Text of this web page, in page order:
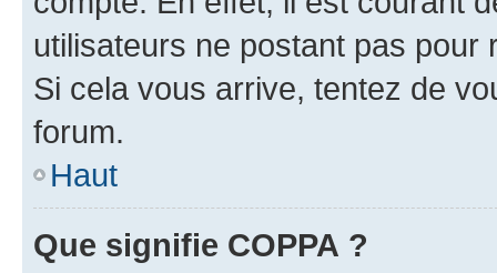
utilisateurs ne postant pas pour
Si cela vous arrive, tentez de
forum.
Haut
Que signifie COPPA ?